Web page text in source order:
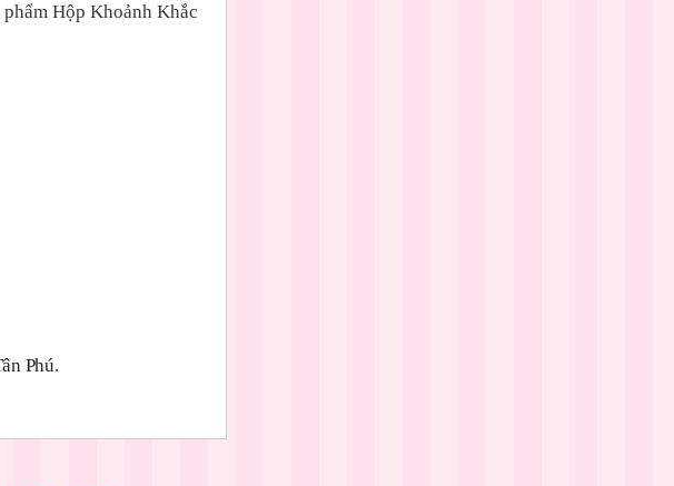
Hộp Khoảnh Khắc
Phú.